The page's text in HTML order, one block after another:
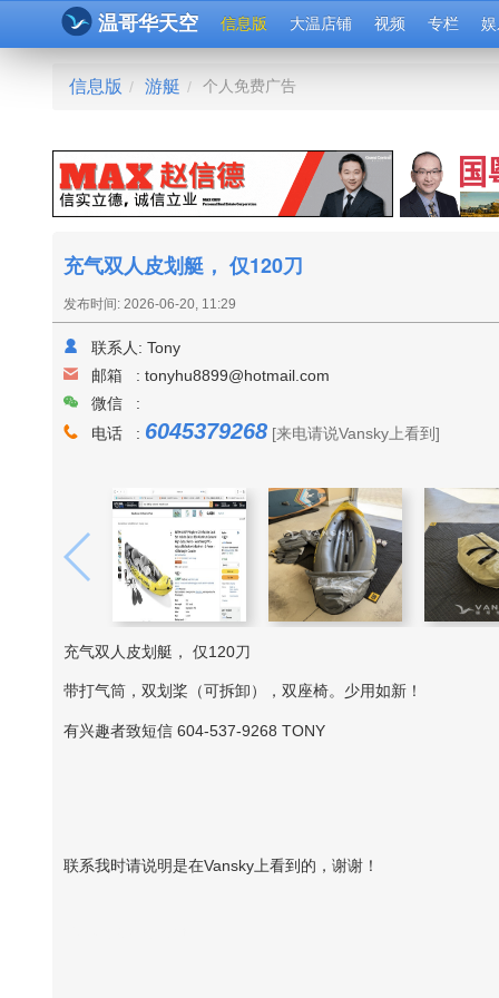
温哥华天空 信息版 大温店铺 视频 专栏
信息版 / 游艇 / 个人免费广告
充气双人皮划艇， 仅120刀
发布时间: 2026-06-20, 11:29
联系人: Tony
邮箱 : tonyhu8899@hotmail.com
微信 :
电话 : 6045379268 [来电请说Vansky上看到]
充气双人皮划艇， 仅120刀
带打气筒，双划桨（可拆卸），双座椅。少用如新！
有兴趣者致短信 604-537-9268 TONY
联系我时请说明是在Vansky上看到的，谢谢！